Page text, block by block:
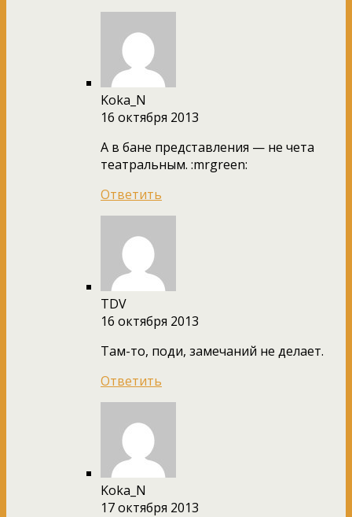
Koka_N
16 октября 2013
А в бане представления — не чета
театральным. :mrgreen:
Ответить
TDV
16 октября 2013
Там-то, поди, замечаний не делает.
Ответить
Koka_N
17 октября 2013